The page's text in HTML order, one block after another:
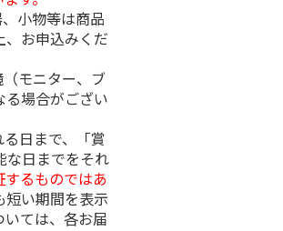
小物等は商品
お申込みくだ
モニター、ブ
場合がござい
日まで、「賞
な日までをそれ
るものではあ
短い期間を表示
ては、各お届